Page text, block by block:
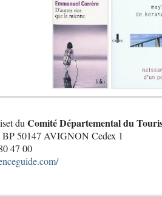
du Comité Départemental du
50147 AVIGNON Cedex 1
47 00